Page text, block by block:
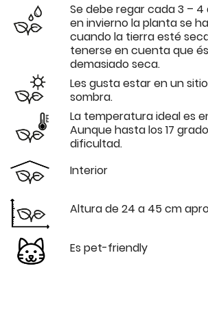
Se debe regar cada 3 –
en invierno la planta se
cuando la tierra esté
tenerse en cuenta que
demasiado seca.
Les gusta estar en un
sombra.
La temperatura ideal es
Aunque hasta los 17
dificultad.
Interior
Altura de 24 a 45 cm
Es pet-friendly